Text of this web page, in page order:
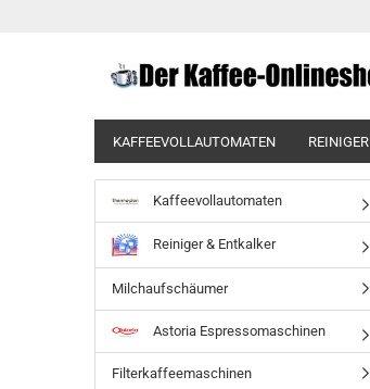
KAFFEEVOLLAUTOMATEN
BRITA IONOX TAFELWASSERANLAGEN
Kaffeevollautomaten
Reiniger & Entkalker
Milchaufschäumer
Astoria Espressomaschinen
Filterkaffeemaschinen